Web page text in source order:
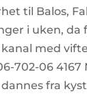
til Balos,
i uken, da
med
702-06 4167
fra